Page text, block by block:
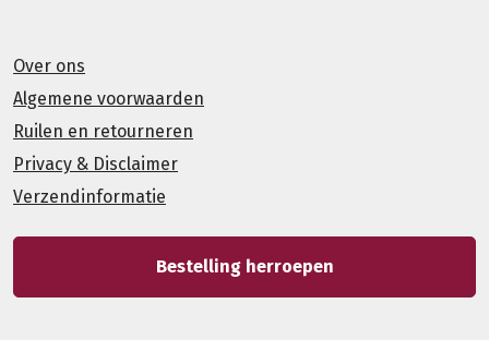
Over ons
Algemene voorwaarden
Ruilen en retourneren
Privacy & Disclaimer
Verzendinformatie
Bestelling herroepen